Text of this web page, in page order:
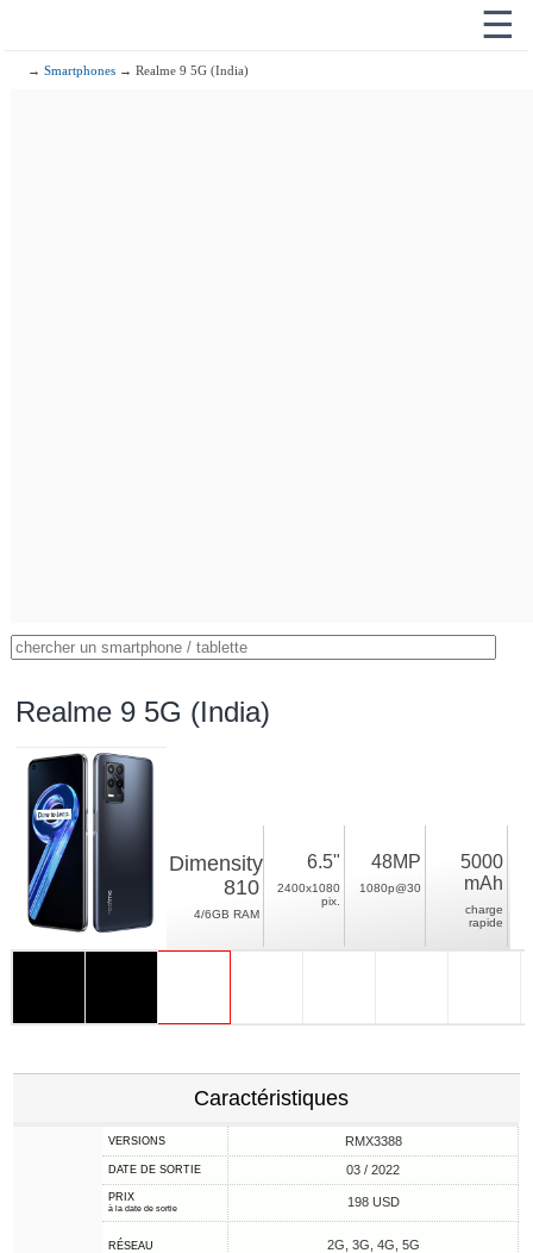
☰
→Smartphones → Realme 9 5G (India)
Realme 9 5G (India)
Dimensity
810
4/6GB RAM
6.5"
2400x1080
pix.
48MP
1080p@30
5000
mAh
charge
rapide
Caractéristiques
VERSIONS RMX3388
DATE DE SORTIE 03 / 2022
PRIX
à la date de sortie 198 USD
RÉSEAU 2G, 3G, 4G, 5G